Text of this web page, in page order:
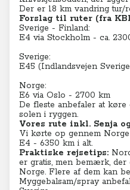
Der er 18 km vandring tur/
Forslag til ruter (fra
Sverige - Finland:
E4 via Stockholm - ca.
Sverige:
E45 (Indlandsvejen
Norge:
E6 via Oslo - 2700 km
De fleste anbefaler at
solen i ryggen.
Vores rute inkl. Senja
Vi kørte op gennem
E4 - 6350 km i alt.
Praktiske rejsetips:
er gratis, men bemærk, der
Norge. Flere af dem kan
Myggebalsam/spray